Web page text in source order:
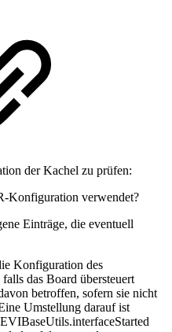
der Kachel zu prüfen:
Konfiguration verwendet?
Einträge, die eventuell
Konfiguration des
das Board übersteuert
betroffen, sofern sie nicht
Umstellung darauf ist